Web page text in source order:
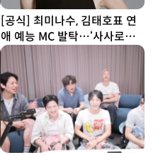
[공식] 최미나수, 김태호표 연
애 예능 MC 발탁…‘사사로운
만남추구’ 이끈다